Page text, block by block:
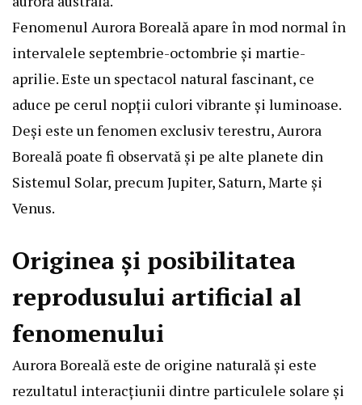
Fenomenul Aurora Boreală apare în mod normal în
intervalele septembrie-octombrie și martie-
aprilie. Este un spectacol natural fascinant, ce
aduce pe cerul nopții culori vibrante și luminoase.
Deși este un fenomen exclusiv terestru, Aurora
Boreală poate fi observată și pe alte planete din
Sistemul Solar, precum Jupiter, Saturn, Marte și
Venus.
Originea și posibilitatea
reprodusului artificial al
fenomenului
Aurora Boreală este de origine naturală și este
rezultatul interacțiunii dintre particulele solare și